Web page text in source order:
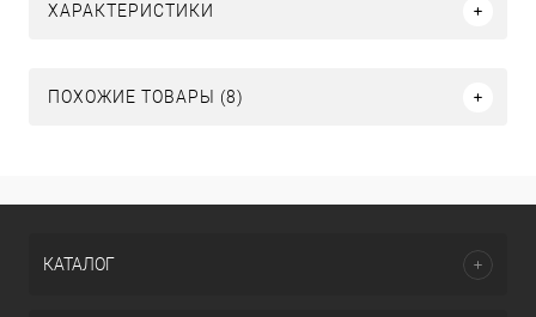
ХАРАКТЕРИСТИКИ
ПОХОЖИЕ ТОВАРЫ (8)
КАТАЛОГ